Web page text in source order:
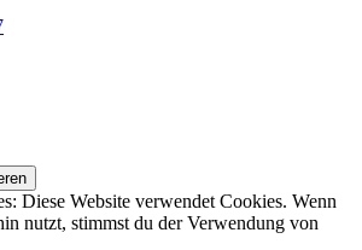
Diese Website verwendet Cookies. Wenn
nutzt, stimmst du der Verwendung von